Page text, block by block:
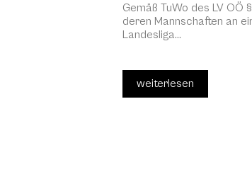
Gemäß TuWo des LV OÖ
deren Mannschaften an
Landesliga...
weiterlesen